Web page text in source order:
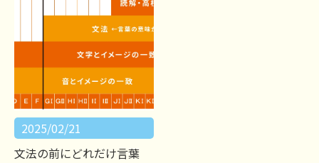
2025/02/21
文法の前にどれだけ言葉